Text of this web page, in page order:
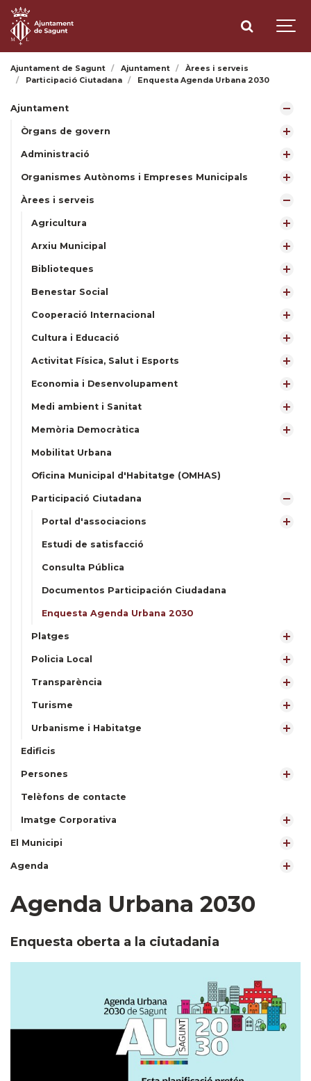
Ajuntament de Sagunt Ajuntament
Àrees i serveis
Participació Ciutadana
Enquesta Agenda Urbana 2030
Ajuntament
Òrgans de govern
Administració
Organismes Autònoms i Empreses Municipals
Àrees i serveis
Agricultura
Arxiu Municipal
Biblioteques
Benestar Social
Cooperació Internacional
Cultura i Educació
Activitat Física, Salut i Esports
Economia i Desenvolupament
Medi ambient i Sanitat
Memòria Democràtica
Mobilitat Urbana
Oficina Municipal d'Habitatge (OMHAS)
Participació Ciutadana
Portal d'associacions
Estudi de satisfacció
Consulta Pública
Documentos Participación Ciudadana
Enquesta Agenda Urbana 2030
Platges
Policia Local
Transparència
Turisme
Urbanisme i Habitatge
Edificis
Persones
Telèfons de contacte
Imatge Corporativa
El Municipi
Agenda
Agenda Urbana 2030
Enquesta oberta a la ciutadania